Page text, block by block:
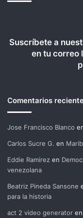
Suscríbete a
en tu correo
Comentarios
Jose Francisco Blanco
Carlos Sucre G. en
Eddie Ramirez en
venezolana
Beatriz Pineda Sansone
para la historia
act 2 video generator en